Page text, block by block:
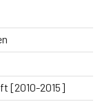
[2010-2015]